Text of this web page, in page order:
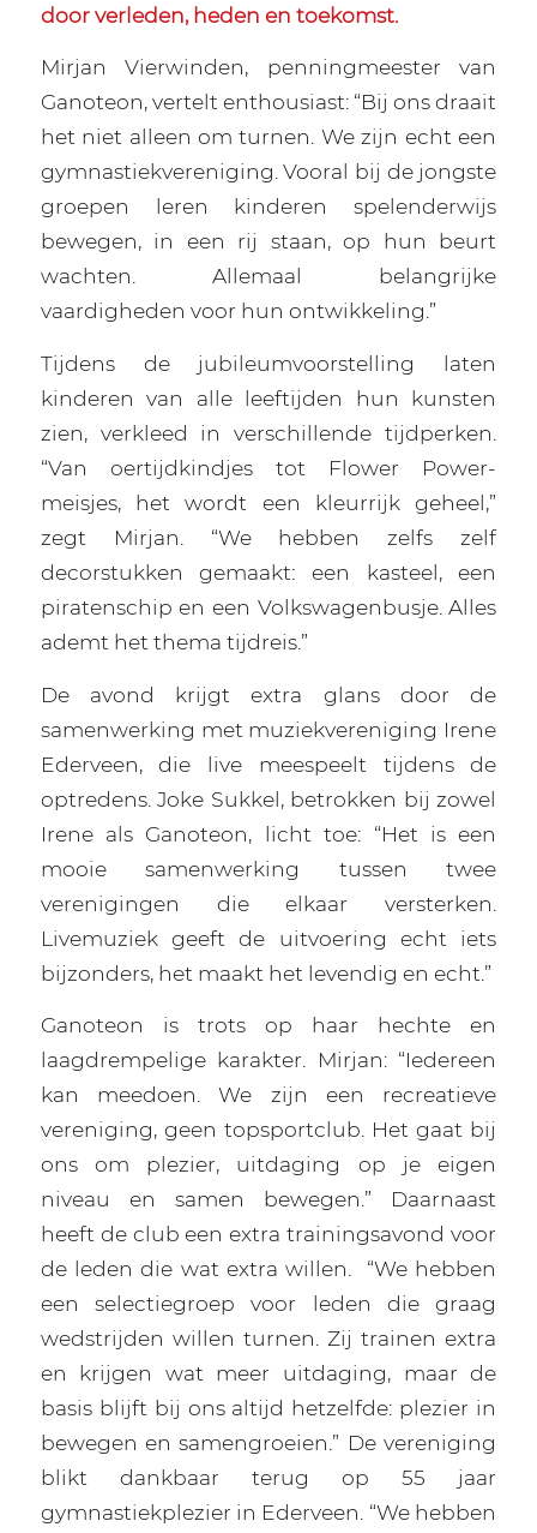
door verleden, heden en toekomst.
Mirjan Vierwinden, penningmeester van
Ganoteon, vertelt enthousiast: “Bij ons draait
het niet alleen om turnen. We zijn echt een
gymnastiekvereniging. Vooral bij de jongste
groepen leren kinderen spelenderwijs
bewegen, in een rij staan, op hun beurt
wachten. Allemaal belangrijke
vaardigheden voor hun ontwikkeling.”
Tijdens de jubileumvoorstelling laten
kinderen van alle leeftijden hun kunsten
zien, verkleed in verschillende tijdperken.
“Van oertijdkindjes tot Flower Power-
meisjes, het wordt een kleurrijk geheel,”
zegt Mirjan. “We hebben zelfs zelf
decorstukken gemaakt: een kasteel, een
piratenschip en een Volkswagenbusje. Alles
ademt het thema tijdreis.”
De avond krijgt extra glans door de
samenwerking met muziekvereniging Irene
Ederveen, die live meespeelt tijdens de
optredens. Joke Sukkel, betrokken bij zowel
Irene als Ganoteon, licht toe: “Het is een
mooie samenwerking tussen twee
verenigingen die elkaar versterken.
Livemuziek geeft de uitvoering echt iets
bijzonders, het maakt het levendig en echt.”
Ganoteon is trots op haar hechte en
laagdrempelige karakter. Mirjan: “Iedereen
kan meedoen. We zijn een recreatieve
vereniging, geen topsportclub. Het gaat bij
ons om plezier, uitdaging op je eigen
niveau en samen bewegen.” Daarnaast
heeft de club een extra trainingsavond voor
de leden die wat extra willen.
“We hebben
een selectiegroep voor leden die graag
wedstrijden willen turnen. Zij trainen extra
en krijgen wat meer uitdaging, maar de
basis blijft bij ons altijd hetzelfde: plezier in
bewegen en samengroeien.” De vereniging
blikt dankbaar terug op 55 jaar
gymnastiekplezier in Ederveen. “We hebben